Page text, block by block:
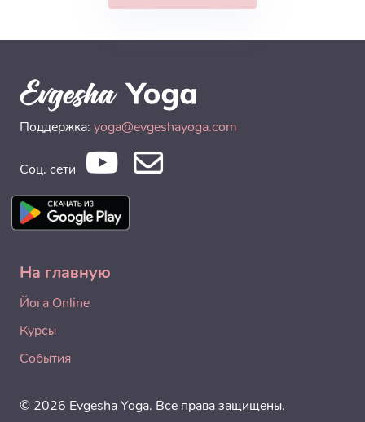
Поддержка: yoga@evgeshayoga.com
Соц. сети
На главную
Йога Online
Курсы
События
© 2026 Evgesha Yoga. Все права защищены.